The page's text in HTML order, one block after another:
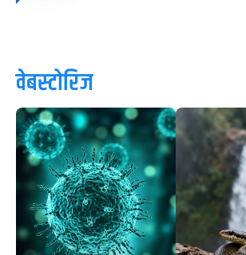
वेबस्टोरिज